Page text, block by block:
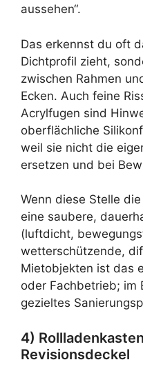
aussehen“.
Das erkennst du oft
Dichtprofil zieht,
zwischen Rahmen
Ecken. Auch feine
Acrylfugen sind
oberflächliche
weil sie nicht die
ersetzen und bei
Wenn diese Stelle
eine saubere,
(luftdicht,
wetterschützende,
Mietobjekten ist das
oder Fachbetrieb; im
gezieltes
4)
Revisionsdeckel